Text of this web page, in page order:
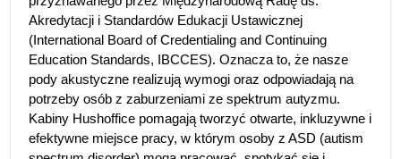
Akredytacji i Standardów Edukacji Ustawicznej
(International Board of Credentialing and Continuing
Education Standards, IBCCES). Oznacza to, że nasze
pody akustyczne realizują wymogi oraz odpowiadają na
potrzeby osób z zaburzeniami ze spektrum autyzmu.
Kabiny Hushoffice pomagają tworzyć otwarte, inkluzywne i
efektywne miejsce pracy, w którym osoby z ASD (autism